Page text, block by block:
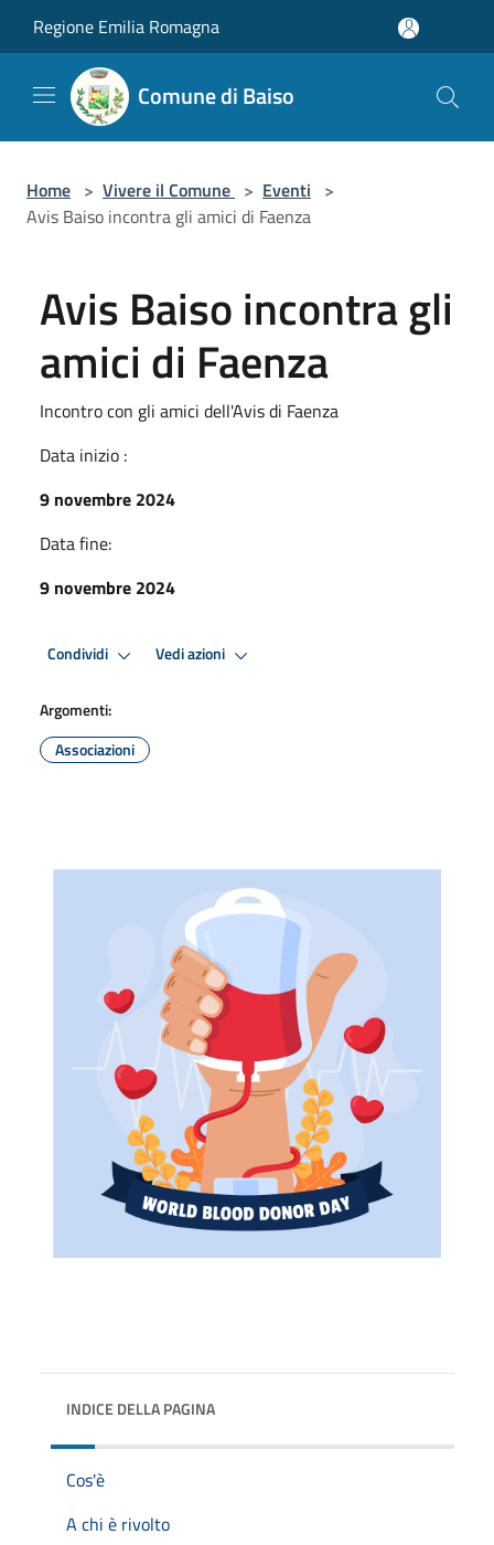
Regione Emilia Romagna
Comune di Baiso
Home > Vivere il Comune > Eventi >
Avis Baiso incontra gli amici di Faenza
Avis Baiso incontra gli
amici di Faenza
Incontro con gli amici dell'Avis di Faenza
Data inizio :
9 novembre 2024
Data fine:
9 novembre 2024
Condividi Vedi azioni
Argomenti:
Associazioni
INDICE DELLA PAGINA
Cos'è
A chi è rivolto